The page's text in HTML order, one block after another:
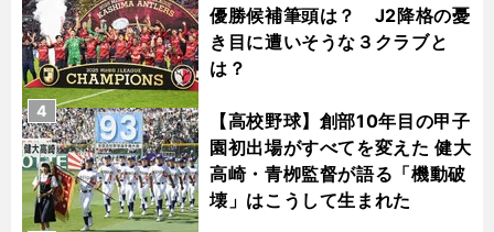
優勝候補筆頭は？ J2降格の憂
き目に遭いそうな３クラブと
は？
【高校野球】創部10年目の甲子
園初出場がすべてを変えた 健大
高崎・青栁監督が語る「機動破
壊」はこうして生まれた
4